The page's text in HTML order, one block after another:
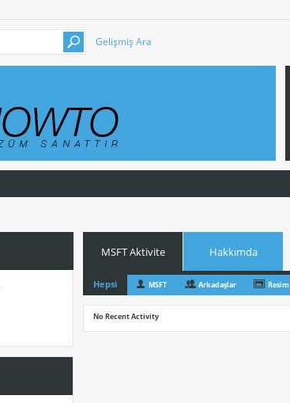
Gelişmiş Ara
MSFT Aktivite Hakkımda
Hepsi MSFT Arkadaşlar Resim
No Recent Activity